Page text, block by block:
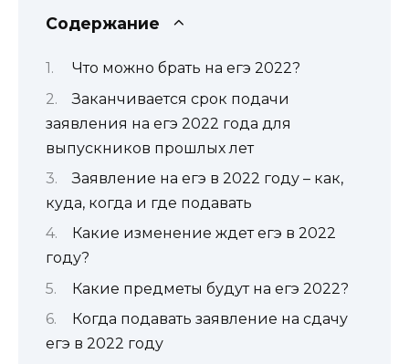
Содержание
Что можно брать на егэ 2022?
Заканчивается срок подачи
заявления на егэ 2022 года для
выпускников прошлых лет
Заявление на егэ в 2022 году – как,
куда, когда и где подавать
Какие изменение ждет егэ в 2022
году?
Какие предметы будут на егэ 2022?
Когда подавать заявление на сдачу
егэ в 2022 году